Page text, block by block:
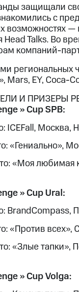
защищали
с
возможностях —
Head Talks. Во
компаний-
региональных
Mars, EY, Coca-
И ПРИЗЕРЫ
>> Cup SPB:
ICEFall,
«Гениально»,
«Моя любимая
>> Cup Ural:
BrandCompass,
«Против всех»,
«Злые тапки»,
>> Cup Volga: